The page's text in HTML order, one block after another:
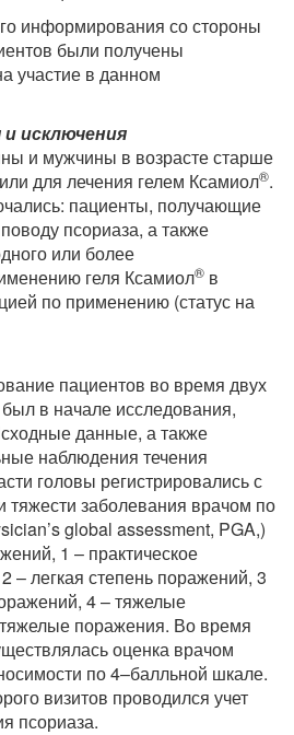
информирования со стороны
были получены
участие в данном
исключения
и мужчины в возрасте старше
для лечения гелем Ксамиол®.
пациенты, получающие
псориаза, а также
или более
геля Ксамиол® в
по применению (статус на
пациентов во время двух
в начале исследования,
данные, а также
наблюдения течения
головы регистрировались с
тяжести заболевания врачом по
global assessment, PGA,)
1 – практическое
– легкая степень поражений, 3
4 – тяжелые
поражения. Во время
оценка врачом
по 4–балльной шкале.
визитов проводился учет
псориаза.